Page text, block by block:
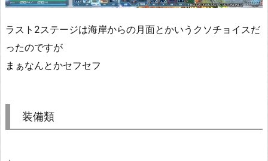
ラスト2ステージは海岸からの月面とかいうクソチョイスだ
ったのですが
まぁなんとかセフセフ
装備類